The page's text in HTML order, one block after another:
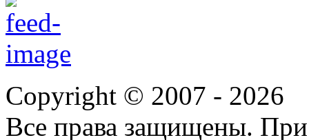
Copyright © 2007 - 2026
Все права защищены. При